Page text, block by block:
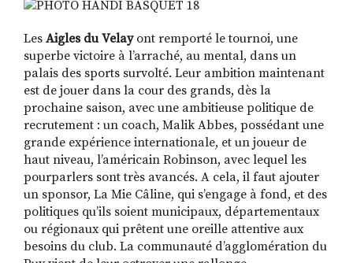
Les Aigles du Velayont remporté le tournoi, une
superbe victoire à l’arraché, au mental, dans un
palais des sports survolté. Leur ambition maintenant
est de jouer dans la cour des grands, dès la
prochaine saison, avec une ambitieuse politique de
recrutement : un coach, Malik Abbes, possédant une
grande expérience internationale, et un joueur de
haut niveau, l’américain Robinson, avec lequel les
pourparlers sont très avancés. A cela, il faut ajouter
un sponsor, La Mie Câline, qui s’engage à fond, et des
politiques qu’ils soient municipaux, départementaux
ou régionaux qui prêtent une oreille attentive aux
besoins du club. La communauté d’agglomération du